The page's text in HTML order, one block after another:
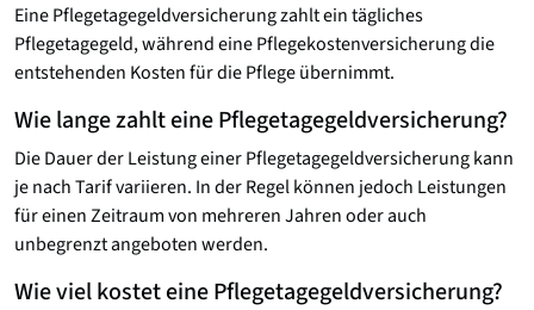
Eine Pflegetagegeldversicherung zahlt ein tägliches
Pflegetagegeld, während eine Pflegekostenversicherung die
entstehenden Kosten für die Pflege übernimmt.
Wie lange zahlt eine Pflegetagegeld­versicherung?
Die Dauer der Leistung einer Pflegetagegeld­versicherung kann
je nach Tarif variieren. In der Regel können jedoch Leistungen
für einen Zeitraum von mehreren Jahren oder auch
unbegrenzt angeboten werden.
Wie viel kostet eine Pflegetagegeld­versicherung?